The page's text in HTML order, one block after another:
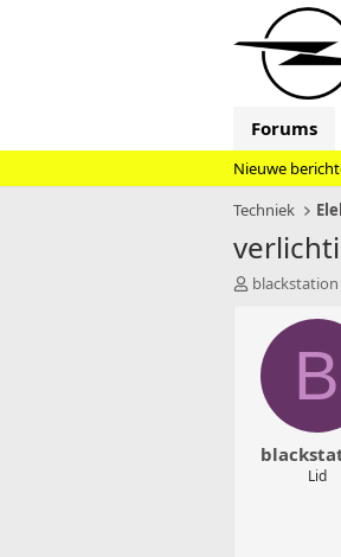
Forums
Nieuwe
Techniek
T
blackstation
B
Lid